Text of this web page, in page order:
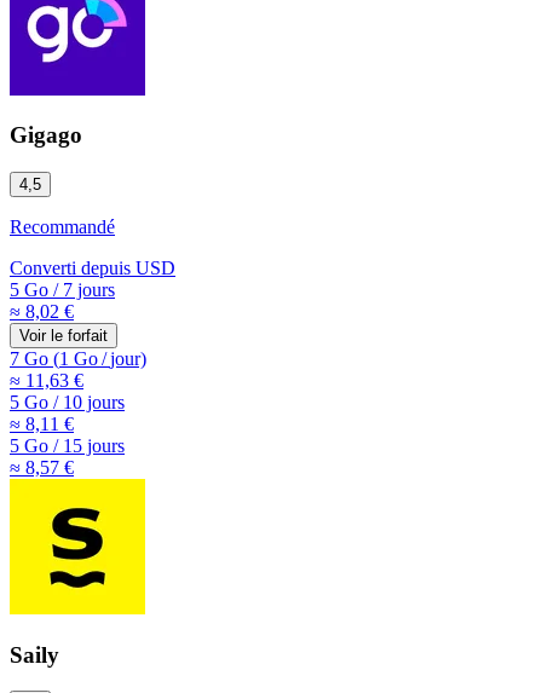
Gigago
4,5
Recommandé
Converti depuis USD
5 Go /7 jours
≈ 8,02 €
Voir le forfait
7 Go (1 Go/jour)
≈ 11,63 €
5 Go /10 jours
≈ 8,11 €
5 Go /15 jours
≈ 8,57 €
Saily